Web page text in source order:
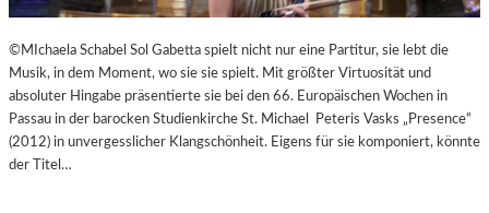
©MIchaela Schabel Sol Gabetta spielt nicht nur eine Partitur, sie lebt die
Musik, in dem Moment, wo sie sie spielt. Mit größter Virtuosität und
absoluter Hingabe präsentierte sie bei den 66. Europäischen Wochen in
Passau in der barocken Studienkirche St. Michael Peteris Vasks „Presence“
(2012) in unvergesslicher Klangschönheit. Eigens für sie komponiert, könnte
der Titel…